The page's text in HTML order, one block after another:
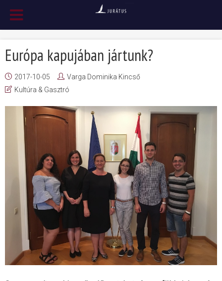
Európa kapujában jártunk?
2017-10-05
Varga Dominika Kincső
Kultúra & Gasztró